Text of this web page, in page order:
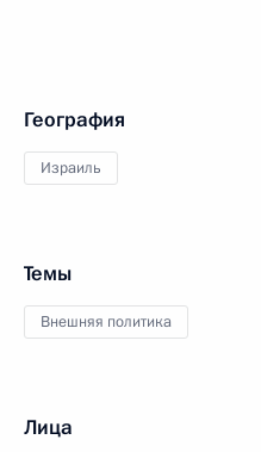
География
Израиль
Темы
Внешняя политика
Лица